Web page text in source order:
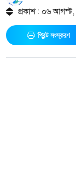
প্রকাশ : ০৬
প্রিন্ট সংস্করণ